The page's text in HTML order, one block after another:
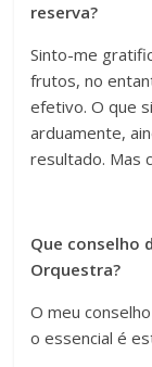
reserva?
Sinto-me
frutos, no
efetivo. O que
arduamente,
resultado. Mas
Que conselho
Orquestra?
O meu
o essencial é